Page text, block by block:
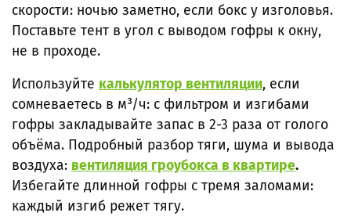
скорости: ночью заметно, если бокс у изголовья.
Поставьте тент в угол с выводом гофры к окну,
не в проходе.
Используйте калькулятор вентиляции, если
сомневаетесь в м³/ч: с фильтром и изгибами
гофры закладывайте запас в 2-3 раза от голого
объёма. Подробный разбор тяги, шума и вывода
воздуха: вентиляция гроубокса в квартире.
Избегайте длинной гофры с тремя заломами:
каждый изгиб режет тягу.